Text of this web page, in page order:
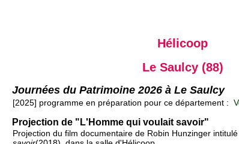
Hélicoop
Le Saulcy (88)
Journées du Patrimoine 2026 à Le Saulcy
[2025] programme en préparation pour ce département :
Projection de "L'Homme qui voulait savoir"
Projection du film documentaire de Robin Hunzinger intitulé